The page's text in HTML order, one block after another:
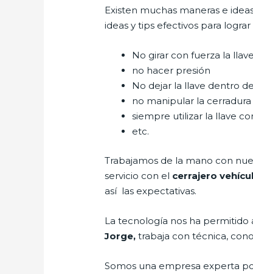
Existen muchas maneras e
ideas y tips efectivos para
No girar con fuerza la llave
no hacer presión
No dejar la llave dentro
no manipular la
siempre utilizar la llave
etc.
Trabajamos de la mano con
servicio con el cerrajero
así las expectativas.
La tecnología nos ha permitido
Jorge,trabaja con técnica,
Somos una empresa experta